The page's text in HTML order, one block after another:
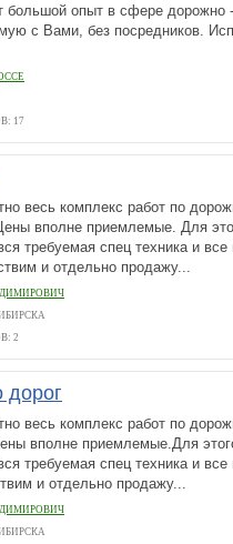
большой опыт в сфере
с Вами, без посредников.
17
весь комплекс работ по
вполне приемлемые. Для
требуемая спец техника и
и отдельно продажу...
2
дорог
весь комплекс работ по
вполне приемлемые.Для
требуемая спец техника и
и отдельно продажу...